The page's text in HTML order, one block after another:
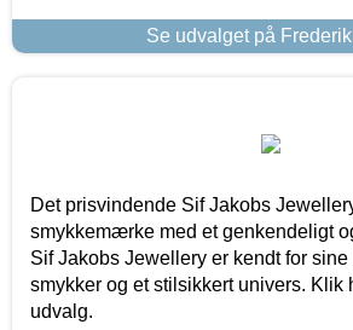
Se udvalget på
Det prisvindende Sif Jakobs
smykkemærke med et genkendeligt
Sif Jakobs Jewellery er kendt for
smykker og et stilsikkert univers. Klik
udvalg.